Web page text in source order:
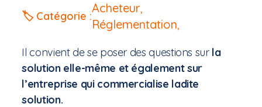
🏷️ Catégorie :
Acheteur,
Réglementation,
Il convient de se poser des questions sur la
solution elle-même et également sur
l’entreprise qui commercialise ladite
solution.